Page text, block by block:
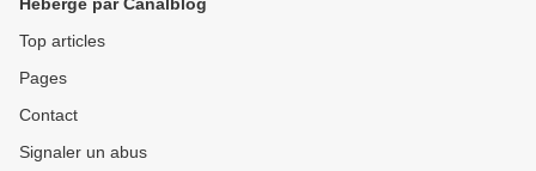
Top articles
Pages
Contact
Signaler un abus